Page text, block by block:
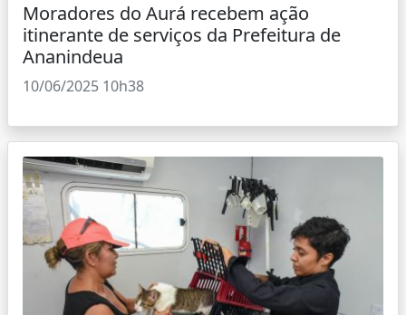
Moradores do Aurá recebem ação
itinerante de serviços da Prefeitura de
Ananindeua
10/06/2025 10h38